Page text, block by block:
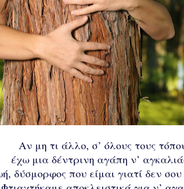
Αν μη τι άλλο, σ’ όλους τους
έχω μια δέντρινη αγάπη ν’
δύσμορφος που είμαι γιατί δεν